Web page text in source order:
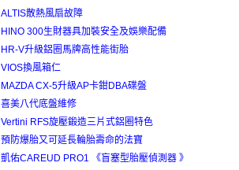
ALTIS散熱風扇故障
HINO 300生財器具加裝安全及娛樂配備
HR-V升級鋁圈馬牌高性能街胎
VIOS換風箱仁
MAZDA CX-5升級AP卡鉗DBA碟盤
喜美八代底盤維修
Vertini RFS旋壓鍛造三片式鋁圈特色
預防爆胎又可延長輪胎壽命的法寶
凱佑CAREUD PRO1 《盲塞型胎壓偵測器 》